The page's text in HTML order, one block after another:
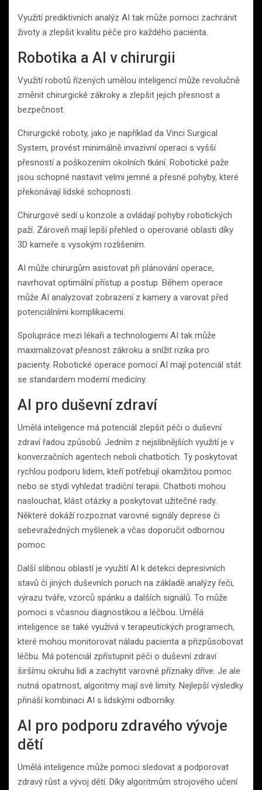
Využití prediktivních analýz AI tak může pomoci zachránit
životy a zlepšit kvalitu péče pro každého pacienta.
Robotika a AI v chirurgii
Využití robotů řízených umělou inteligencí může revolučně
změnit chirurgické zákroky a zlepšit jejich přesnost a
bezpečnost.
Chirurgické roboty, jako je například da Vinci Surgical
System, provést minimálně invazivní operaci s vyšší
přesností a poškozením okolních tkání. Robotické paže
jsou schopné nastavit velmi jemné a přesné pohyby, které
překonávají lidské schopnosti.
Chirurgové sedí u konzole a ovládají pohyby robotických
paží. Zároveň mají lepší přehled o operované oblasti díky
3D kameře s vysokým rozlišením.
AI může chirurgům asistovat při plánování operace,
navrhovat optimální přístup a postup. Během operace
může AI analyzovat zobrazení z kamery a varovat před
potenciálními komplikacemi.
Spolupráce mezi lékaři a technologiemi AI tak může
maximalizovat přesnost zákroku a snížit rizika pro
pacienty. Robotické operace pomocí AI mají potenciál stát
se standardem moderní medicíny.
AI pro duševní zdraví
Umělá inteligence má potenciál zlepšit péči o duševní
zdraví řadou způsobů. Jedním z nejslibnějších využití je v
konverzačních agentech neboli chatbotích. Ty poskytovat
rychlou podporu lidem, kteří potřebují okamžitou pomoc
nebo se stydí vyhledat tradiční terapii. Chatboti mohou
naslouchat, klást otázky a poskytovat užitečné rady.
Některé dokáží rozpoznat varovné signály deprese či
sebevražedných myšlenek a včas doporučit odbornou
pomoc.
Další slibnou oblastí je využití AI k detekci depresivních
stavů či jiných duševních poruch na základě analýzy řeči,
výrazu tváře, vzorců spánku a dalších signálů. To může
pomoci s včasnou diagnostikou a léčbou. Umělá
inteligence se také využívá v terapeutických programech,
které mohou monitorovat náladu pacienta a přizpůsobovat
léčbu. Má potenciál zpřístupnit péči o duševní zdraví
širšímu okruhu lidí a zachytit varovné příznaky dříve. Je ale
nutná opatrnost, algoritmy mají své limity. Nejlepší výsledky
přináší kombinaci AI s lidskými odborníky.
AI pro podporu zdravého vývoje
dětí
Umělá inteligence může pomoci sledovat a podporovat
zdravý růst a vývoj dětí. Díky algoritmům strojového učení